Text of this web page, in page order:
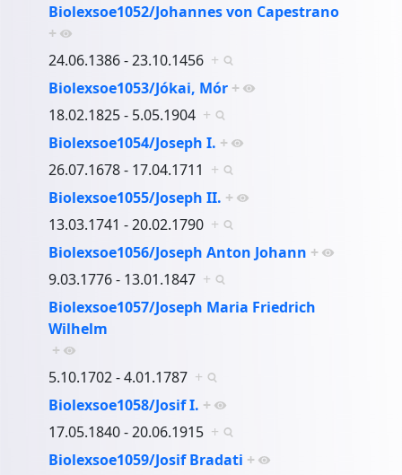
Biolexsoe1052/Johannes von Capestrano
+
24.06.1386 - 23.10.1456 +
Biolexsoe1053/Jókai, Mór +
18.02.1825 - 5.05.1904 +
Biolexsoe1054/Joseph I. +
26.07.1678 - 17.04.1711 +
Biolexsoe1055/Joseph II. +
13.03.1741 - 20.02.1790 +
Biolexsoe1056/Joseph Anton Johann +
9.03.1776 - 13.01.1847 +
Biolexsoe1057/Joseph Maria Friedrich
Wilhelm
+
5.10.1702 - 4.01.1787 +
Biolexsoe1058/Josif I. +
17.05.1840 - 20.06.1915 +
Biolexsoe1059/Josif Bradati +